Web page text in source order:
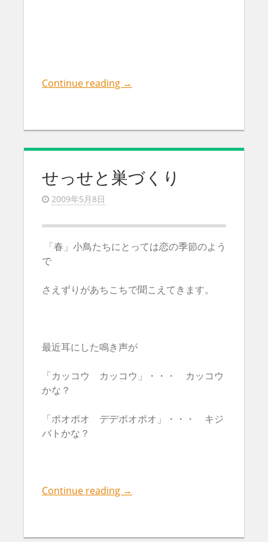
Continue reading →
せっせと巣づくり
2009年5月8日
「春」小鳥たちにとっては恋の季節のよう
で
さえずりがあちこちで聞こえてきます。
最近耳にした鳴き声が
「カッコウ カッコウ」・・・ カッコウ
かな？
「ポオポオ デデポオポオ」・・・ キジ
バトかな？
Continue reading →